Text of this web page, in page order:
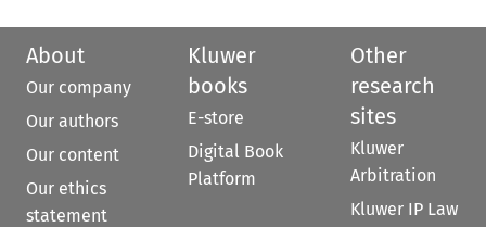
About
Our company
Our authors
Our content
Our ethics
statement
Kluwer
books
E-store
Digital Book
Platform
Other
research
sites
Kluwer
Arbitration
Kluwer IP Law